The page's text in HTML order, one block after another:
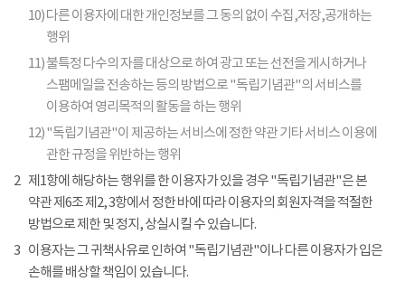
10)다른 이용자에 대한 개인정보를 그 동의 없이 수집,저장,공개하는
행위
11)불특정 다수의 자를 대상으로 하여 광고 또는 선전을 게시하거나
스팸메일을 전송하는 등의 방법으로 "독립기념관"의 서비스를
이용하여 영리목적의 활동을 하는 행위
12)"독립기념관"이 제공하는 서비스에 정한 약관 기타 서비스 이용에
관한 규정을 위반하는 행위
2 제1항에 해당하는 행위를 한 이용자가 있을 경우 "독립기념관"은 본
약관 제6조 제2, 3항에서 정한 바에 따라 이용자의 회원자격을 적절한
방법으로 제한 및 정지, 상실시킬 수 있습니다.
3 이용자는 그 귀책사유로 인하여 "독립기념관"이나 다른 이용자가 입은
손해를 배상할 책임이 있습니다.